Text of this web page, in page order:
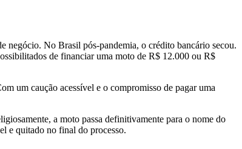
negócio. No Brasil pós-pandemia, o crédito bancário secou.
de financiar uma moto de R$ 12.000 ou R$
um caução acessível e o compromisso de pagar uma
a moto passa definitivamente para o nome do
e quitado no final do processo.